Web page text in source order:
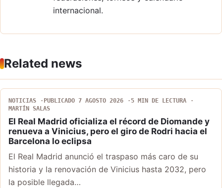
internacional.
Related news
NOTICIAS PUBLICADO 7 AGOSTO 2026
5 MIN DE LECTURA
MARTÍN SALAS
El Real Madrid oficializa el récord de Diomande y
renueva a Vinicius, pero el giro de Rodri hacia el
Barcelona lo eclipsa
El Real Madrid anunció el traspaso más caro de su
historia y la renovación de Vinicius hasta 2032, pero
la posible llegada…